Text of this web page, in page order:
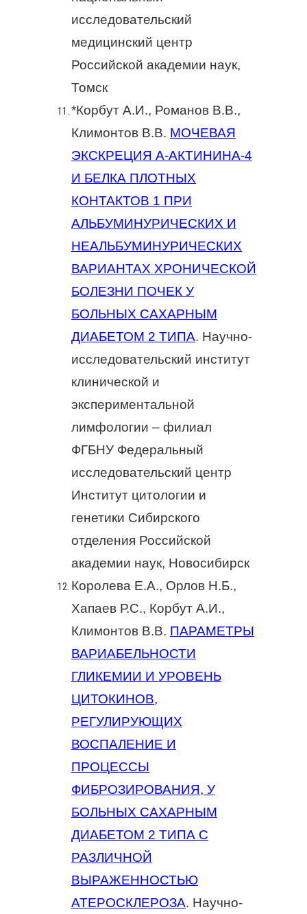
исследовательский
медицинский центр
Российской академии наук,
Томск
*Корбут А.И., Романов В.В.,
Климонтов В.В. МОЧЕВАЯ
ЭКСКРЕЦИЯ Α-АКТИНИНА-4
И БЕЛКА ПЛОТНЫХ
КОНТАКТОВ 1 ПРИ
АЛЬБУМИНУРИЧЕСКИХ И
НЕАЛЬБУМИНУРИЧЕСКИХ
ВАРИАНТАХ ХРОНИЧЕСКОЙ
БОЛЕЗНИ ПОЧЕК У
БОЛЬНЫХ САХАРНЫМ
ДИАБЕТОМ 2 ТИПА. Научно-
исследовательский институт
клинической и
экспериментальной
лимфологии – филиал
ФГБНУ Федеральный
исследовательский центр
Институт цитологии и
генетики Сибирского
отделения Российской
академии наук, Новосибирск
Королева Е.А., Орлов Н.Б.,
Хапаев Р.С., Корбут А.И.,
Климонтов В.В. ПАРАМЕТРЫ
ВАРИАБЕЛЬНОСТИ
ГЛИКЕМИИ И УРОВЕНЬ
ЦИТОКИНОВ,
РЕГУЛИРУЮЩИХ
ВОСПАЛЕНИЕ И
ПРОЦЕССЫ
ФИБРОЗИРОВАНИЯ, У
БОЛЬНЫХ САХАРНЫМ
ДИАБЕТОМ 2 ТИПА С
РАЗЛИЧНОЙ
ВЫРАЖЕННОСТЬЮ
АТЕРОСКЛЕРОЗА. Научно-